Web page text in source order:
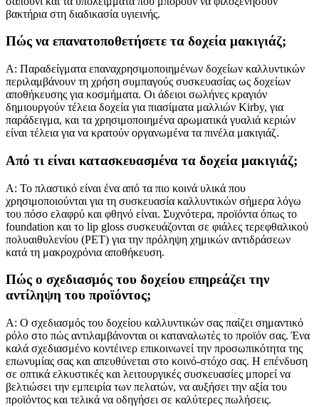
βακτήρια στη διαδικασία υγιεινής.
Πώς να επανατοποθετήσετε τα δοχεία μακιγιάζ;
Α: Παραδείγματα επαναχρησιμοποιημένων δοχείων καλλυντικών
περιλαμβάνουν τη χρήση συμπαγούς συσκευασίας ως δοχείων
αποθήκευσης για κοσμήματα. Οι άδειοι σωλήνες κραγιόν
δημιουργούν τέλεια δοχεία για πιασίματα μαλλιών Kirby, για
παράδειγμα, και τα χρησιμοποιημένα αρωματικά γυαλιά κεριών
είναι τέλεια για να κρατούν οργανωμένα τα πινέλα μακιγιάζ.
Από τι είναι κατασκευασμένα τα δοχεία μακιγιάζ;
Α: Το πλαστικό είναι ένα από τα πιο κοινά υλικά που
χρησιμοποιούνται για τη συσκευασία καλλυντικών σήμερα λόγω
του πόσο ελαφρύ και φθηνό είναι. Συχνότερα, προϊόντα όπως το
foundation και το lip gloss συσκευάζονται σε φιάλες τερεφθαλικού
πολυαιθυλενίου (PET) για την πρόληψη χημικών αντιδράσεων
κατά τη μακροχρόνια αποθήκευση.
Πώς ο σχεδιασμός του δοχείου επηρεάζει την
αντίληψη του προϊόντος;
Α: Ο σχεδιασμός του δοχείου καλλυντικών σας παίζει σημαντικό
ρόλο στο πώς αντιλαμβάνονται οι καταναλωτές το προϊόν σας. Ένα
καλά σχεδιασμένο κοντέινερ επικοινωνεί την προσωπικότητα της
επωνυμίας σας και απευθύνεται στο κοινό-στόχο σας. Η επένδυση
σε οπτικά ελκυστικές και λειτουργικές συσκευασίες μπορεί να
βελτιώσει την εμπειρία των πελατών, να αυξήσει την αξία του
προϊόντος και τελικά να οδηγήσει σε καλύτερες πωλήσεις.